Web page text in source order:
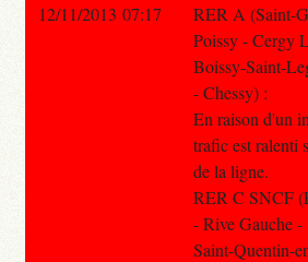
12/11/2013 07:17
RER A (Saint-
Poissy - Cergy
Boissy-Saint-
- Chessy) :
En raison d'un
trafic est ralenti
de la ligne.
RER C SNCF
- Rive Gauche -
Saint-Quentin-